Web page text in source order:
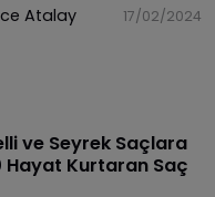
Atalay 17/02/2024
ve Seyrek Saçlara
Hayat Kurtaran Saç